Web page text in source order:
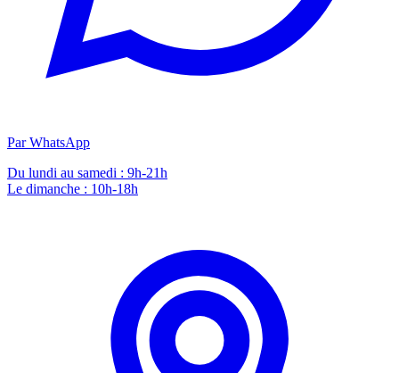
Par WhatsApp
Du lundi au samedi : 9h-21h
Le dimanche : 10h-18h